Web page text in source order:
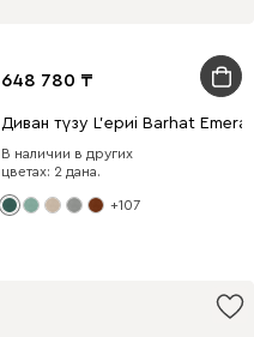
648 780
Диван түзу L'ериi Barhat
В наличии в других
цветах: 2 дана.
+107